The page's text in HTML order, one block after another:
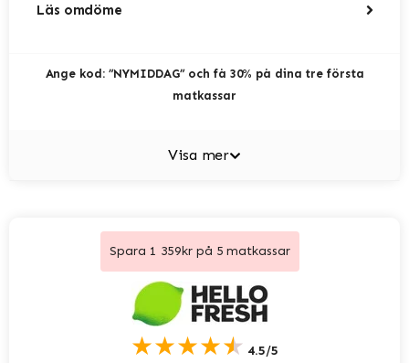
Läs omdöme
Ange kod: ”NYMIDDAG” och få 30% på dina tre första
matkassar
Visa mer
Spara 1 359kr på 5 matkassar
★★★★★ 4.5/5